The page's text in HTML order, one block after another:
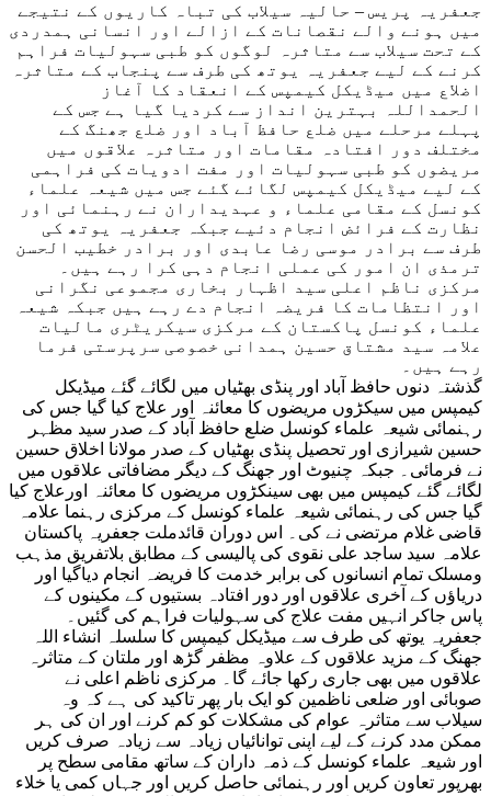
جعفریہ پریس – حالیہ سیلاب کی تباہ کاریوں کے نتیجے
میں ہونے والے نقصانات کے ازالے اور انسانی ہمدردی
کے تحت سیلاب سے متاثرہ لوگوں کو طبی سہولیات فراہم
کرنے کے لیے جعفریہ یوتھ کی طرف سے پنجاب کے متاثرہ
اضلاع میں میڈیکل کیمپس کے انعقاد کا آغاز
الحمداللہ بہترین انداز سے کردیا گیا ہے جس کے
پہلے مرحلے میں ضلع حافظ آباد اور ضلع جھنگ کے
مختلف دور افتادہ مقامات اور متاثرہ علاقوں میں
مریضوں کو طبی سہولیات اور مفت ادویات کی فراہمی
کے لیے میڈیکل کیمپس لگائے گئے جس میں شیعہ علماء
کونسل کے مقامی علماء و عہدیداران نے رہنمائی اور
نظارت کے فرائض انجام دئیے جبکہ جعفریہ یوتھ کی
طرف سے برادر موسی رضا عابدی اور برادر خطیب الحسن
ترمذی ان امور کی عملی انجام دہی کرا رہے ہیں۔
مرکزی ناظم اعلی سید اظہار بخاری مجموعی نگرانی
اور انتظامات کا فریضہ انجام دے رہے ہیں جبکہ شیعہ
علماء کونسل پاکستان کے مرکزی سیکریٹری مالیات
علامہ سید مشتاق حسین ہمدانی خصوصی سرپرستی فرما
رہے ہیں۔
گذشتہ دنوں حافظ آباد اور پنڈی بھٹیاں میں لگائے گئے میڈیکل
کیمپس میں سیکڑوں مریضوں کا معائنہ اور علاج کیا گیا جس کی
رہنمائی شیعہ علماء کونسل ضلع حافظ آباد کے صدر سید مظہر
حسین شیرازی اور تحصیل پنڈی بھٹیاں کے صدر مولانا اخلاق حسین
نے فرمائی۔ جبکہ چنیوٹ اور جھنگ کے دیگر مضافاتی علاقوں میں
لگائے گئے کیمپس میں بھی سینکڑوں مریضوں کا معائنہ اورعلاج کیا
گیا جس کی رہنمائی شیعہ علماء کونسل کے مرکزی رہنما علامہ
قاضی غلام مرتضی نے کی۔ اس دوران قائدملت جعفریہ پاکستان
علامہ سید ساجد علی نقوی کی پالیسی کے مطابق بلاتفریق مذہب
ومسلک تمام انسانوں کی برابر خدمت کا فریضہ انجام دیاگیا اور
دریاؤں کے آخری علاقوں اور دور افتادہ بستیوں کے مکینوں کے
پاس جاکر انہیں مفت علاج کی سہولیات فراہم کی گئیں۔
جعفریہ یوتھ کی طرف سے میڈیکل کیمپس کا سلسلہ انشاء اللہ
جھنگ کے مزید علاقوں کے علاوہ مظفر گڑھ اور ملتان کے متاثرہ
علاقوں میں بھی جاری رکھا جائے گا۔ مرکزی ناظم اعلی نے
صوبائی اور ضلعی ناظمین کو ایک بار پھر تاکید کی ہے کہ وہ
سیلاب سے متاثرہ عوام کی مشکلات کو کم کرنے اور ان کی ہر
ممکن مدد کرنے کے لیے اپنی توانائیاں زیادہ سے زیادہ صرف کریں
اور شیعہ علماء کونسل کے ذمہ داران کے ساتھ مقامی سطح پر
بھرپور تعاون کریں اور رہنمائی حاصل کریں اور جہاں کمی یا خلاء